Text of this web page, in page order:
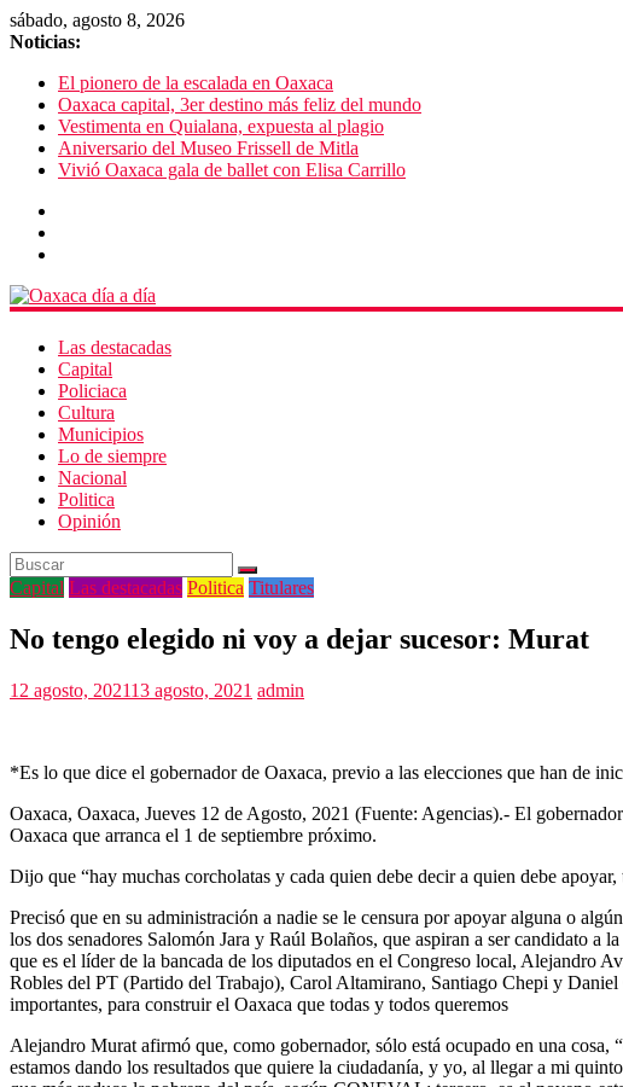
sábado, agosto 8, 2026
Noticias:
El pionero de la escalada en Oaxaca
Oaxaca capital, 3er destino más feliz del mundo
Vestimenta en Quialana, expuesta al plagio
Aniversario del Museo Frissell de Mitla
Vivió Oaxaca gala de ballet con Elisa Carrillo
Las destacadas
Capital
Policiaca
Cultura
Municipios
Lo de siempre
Nacional
Politica
Opinión
Capital Las destacadas Politica Titulares
No tengo elegido ni voy a dejar sucesor: Murat
12 agosto, 202113 agosto, 2021 admin
*Es lo que dice el gobernador de Oaxaca, previo a las elecciones que han de
Oaxaca, Oaxaca, Jueves 12 de Agosto, 2021 (Fuente: Agencias).- El
Oaxaca que arranca el 1 de septiembre próximo.
Dijo que “hay muchas corcholatas y cada quien debe decir a quien debe
Precisó que en su administración a nadie se le censura por apoyar alguna o
los dos senadores Salomón Jara y Raúl Bolaños, que aspiran a ser candidato
que es el líder de la bancada de los diputados en el Congreso local,
Robles del PT (Partido del Trabajo), Carol Altamirano, Santiago Chepi y
importantes, para construir el Oaxaca que todas y todos queremos
Alejandro Murat afirmó que, como gobernador, sólo está ocupado en una
estamos dando los resultados que quiere la ciudadanía, y yo, al llegar a mi